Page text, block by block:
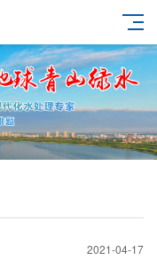
2021-04-17